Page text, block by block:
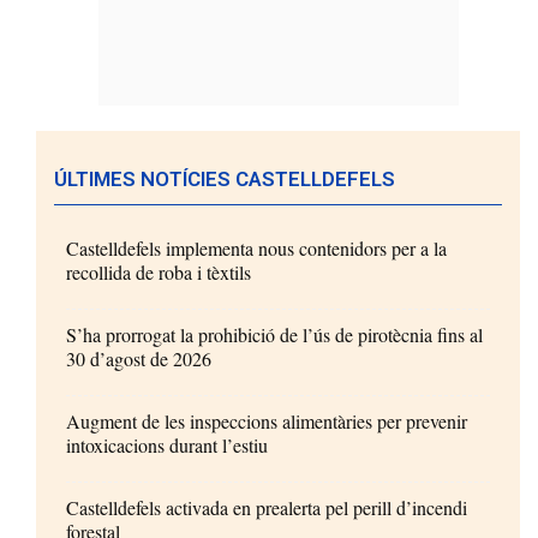
ÚLTIMES NOTÍCIES CASTELLDEFELS
Castelldefels implementa nous contenidors per a la
recollida de roba i tèxtils
S’ha prorrogat la prohibició de l’ús de pirotècnia fins al
30 d’agost de 2026
Augment de les inspeccions alimentàries per prevenir
intoxicacions durant l’estiu
Castelldefels activada en prealerta pel perill d’incendi
forestal